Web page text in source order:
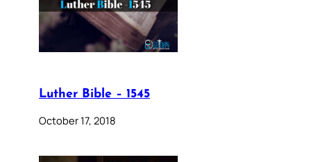
Luther Bible – 1545
October 17, 2018